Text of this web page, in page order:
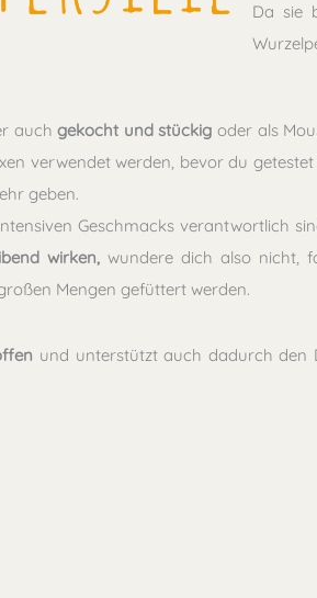
Da sie
auchgekocht und stückig oder als
verwendet werden, bevor du
geben.
Geschmacks verantwortlich
wirken, wundere dich also nicht,
Mengen gefüttert werden.
und unterstützt auch dadurch den